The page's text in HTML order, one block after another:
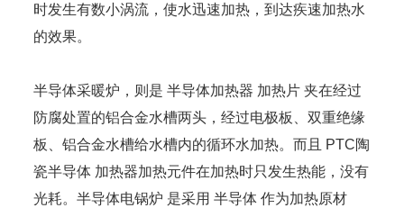
时发生有数小涡流，使水迅速加热，到达疾速加热水
的效果。
半导体采暖炉，则是 半导体加热器 加热片 夹在经过
防腐处置的铝合金水槽两头，经过电极板、双重绝缘
板、铝合金水槽给水槽内的循环水加热。而且 PTC陶
瓷半导体 加热器加热元件在加热时只发生热能，没有
光耗。半导体电锅炉 是采用 半导体 作为加热原材